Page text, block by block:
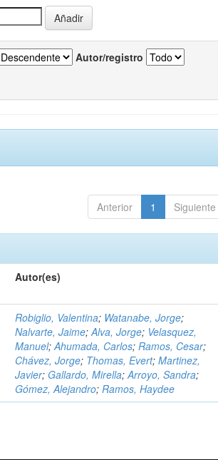
Autor/registro
Anterior 1 Siguiente
Autor(es)
Robiglio, Valentina; Watanabe, Jorge;
Nalvarte, Jaime;Alva, Jorge; Velasquez,
Manuel;Ahumada, Carlos;Ramos, Cesar;
Chávez, Jorge; Thomas, Evert;Martinez,
Javier; Gallardo, Mirella;Arroyo, Sandra;
Gómez, Alejandro;Ramos, Haydee